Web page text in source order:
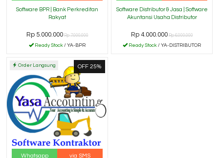
Software BPR | Bank Perkreditan
Rakyat
Rp 5.000.000 Rp 7.000.000
Ready Stock / YA-BPR
Software Distributor & Jasa | Software
Akuntansi Usaha Distributor
Rp 4.000.000 Rp 6.000.000
Ready Stock / YA-DISTRIBUTOR
OFF 25%
Order Langsung
Whatsapp via SMS